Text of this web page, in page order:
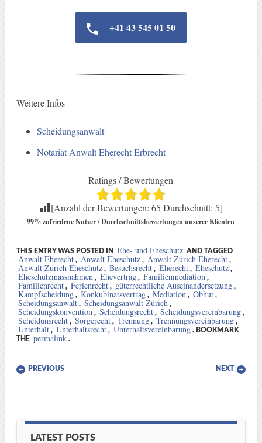
+41 43 545 01 50
Weitere Infos
Scheidungsanwalt
Notariat Anwalt Eherecht Erbrecht
Ratings / Bewertungen
[Anzahl der Bewertungen: 65 Durchschnitt: 5]
99% zufriedene Nutzer / Durchschnittsbewertungen unserer Klienten
THIS ENTRY WAS POSTED IN Ehe- und Eheschutz AND TAGGED
Anwalt Eherecht , Anwalt Eheschutz , Anwalt Zürich Eherecht ,
Anwalt Zürich Eheschutz , Besuchsrecht , Eherecht , Eheschutz ,
Eheschutzmassnahmen , Ehevertrag , Familienmediation ,
Familienrecht , Ferienrecht , güterrechtliche Auseinandersetzung ,
Kampfscheidung , Konkubinatsvertrag , Mediation , Obhut ,
Scheidungsanwalt , Scheidungsanwalt Zürich ,
Scheidungskonvention , Scheidungsrecht , Scheidungsvereinbarung ,
Scheidunsrecht , Sorgerecht , Trennung , Trennungsvereinbarung ,
Unterhalt , Unterhaltsrecht , Unterhaltsvereinbarung . BOOKMARK
THE permalink .
Post navigation
PREVIOUS NEXT
LATEST POSTS